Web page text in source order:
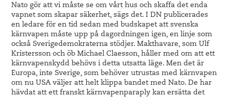
Nato gör att vi måste se om vårt hus och skaffa det enda
vapnet som skapar säkerhet, sägs det. I DN publicerades
en ledare för en tid sedan med budskapet att svenska
kärnvapen måste upp på dagordningen igen, en linje som
också Sverigedemokraterna stödjer. Makthavare, som Ulf
Kristersson och öb Michael Claesson, håller med om att ett
kärnvapenskydd behövs i detta utsatta läge. Men det är
Europa, inte Sverige, som behöver utrustas med kärnvapen
om nu USA väljer att helt klippa bandet med Nato. De har
hävdat att ett franskt kärnvapenparaply kan ersätta det